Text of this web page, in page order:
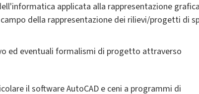
applicata alla rappresentazione grafica
della rappresentazione dei rilievi/progetti di
ed eventuali formalismi di progetto attraverso
il software AutoCAD e ceni a programmi di